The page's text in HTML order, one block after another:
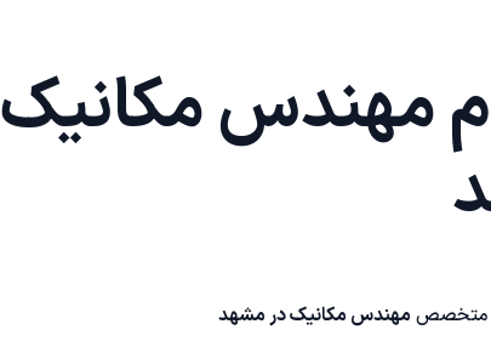
مهندس مکانیک
متخصص مهندس مکانیک در مشهد